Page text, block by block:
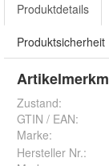
Produktdetails
Produktsicherheit
Zustand:
GTIN / EAN:
Marke:
Hersteller Nr.: